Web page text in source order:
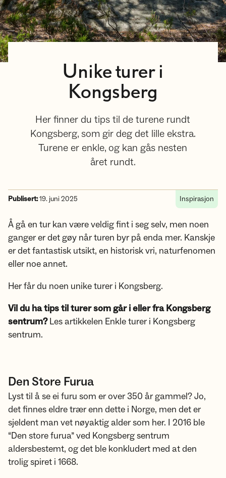
Unike turer i
Kongsberg
Her finner du tips til de turene rundt
Kongsberg, som gir deg det lille ekstra.
Turene er enkle, og kan gås nesten
året rundt.
Publisert:19. juni 2025 Inspirasjon
Å gå en tur kan være veldig fint i seg selv, men noen
ganger er det gøy når turen byr på enda mer. Kanskje
er det fantastisk utsikt, en historisk vri, naturfenomen
eller noe annet.
Her får du noen unike turer i Kongsberg.
Vil du ha tips til turer som går i eller fra Kongsberg
sentrum?Les artikkelen Enkle turer i Kongsberg
sentrum.
Den Store Furua
Lyst til å se ei furu som er over 350 år gammel? Jo,
det finnes eldre trær enn dette i Norge, men det er
sjeldent man vet nøyaktig alder som her. I 2016 ble
“Den store furua” ved Kongsberg sentrum
aldersbestemt, og det ble konkludert med at den
trolig spiret i 1668.